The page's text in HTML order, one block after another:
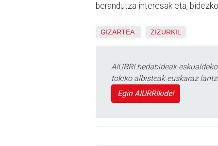
berandutza interesak eta,
GIZARTEA ZIZURKIL
AIURRI hedabideak
tokiko albisteak euskaraz
Egin AIURRIkide!